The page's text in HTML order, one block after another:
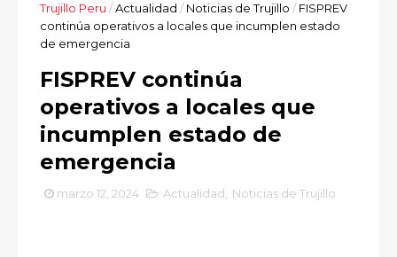
Trujillo Peru /Actualidad / Noticias de Trujillo / FISPREV
continúa operativos a locales que incumplen estado
de emergencia
FISPREV continúa
operativos a locales que
incumplen estado de
emergencia
marzo 12, 2024 Actualidad Noticias de Trujillo